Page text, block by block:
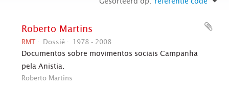
Roberto Martins
RMT Dossiê 1978 - 2008
Documentos sobre movimentos sociais Campanha
pela Anistia.
Roberto Martins